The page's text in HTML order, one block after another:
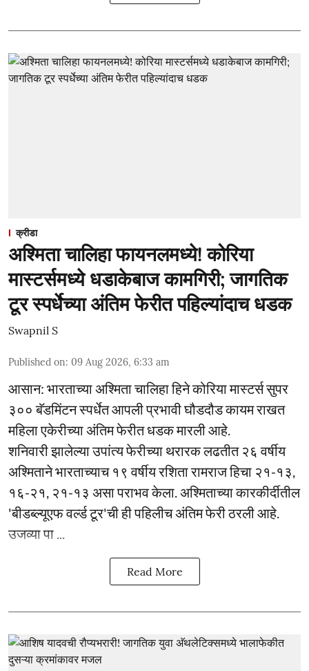
क्रीडा
अश्मिता चालिहा फायनलमध्ये! कोरिया
मास्टर्समध्ये धडाकेबाज कामगिरी; जागतिक
टूर स्पर्धेच्या अंतिम फेरीत पहिल्यांदाच धडक
Swapnil S
Published on: 09 Aug 2026, 6:33 am
आसान: भारताच्या अश्मिता चालिहा हिने कोरिया मास्टर्स सुपर
३०० बॅडमिंटन स्पर्धेत आपली प्रभावी घौडदौड कायम राखत
महिला एकेरीच्या अंतिम फेरीत धडक मारली आहे.
शनिवारी झालेल्या उपांत्य फेरीच्या थरारक लढतीत २६ वर्षीय
अश्मिताने भारताच्याच १९ वर्षीय रशिता रामराज हिचा २१-१३,
१६-२१, २१-१३ असा पराभव केला. अश्मिताच्या कारकीर्दीतील
'बीडब्ल्यूएफ वर्ल्ड टूर'ची ही पहिलीच अंतिम फेरी ठरली आहे.
उजव्या पा ...
Read More